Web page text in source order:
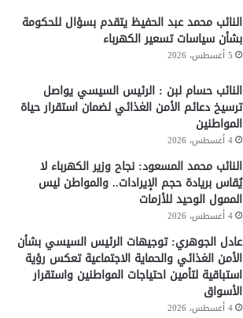
النائب محمد عبد الحفيظ يتقدم بسؤال للحكومة
بشأن سياسات تسعير الكهرباء
5 أغسطس، 2026
النائب حسام لبن : الرئيس السيسي يواصل
ترسيخ دعائم الأمن الغذائي لضمان استقرار حياة
المواطنين
4 أغسطس، 2026
النائب محمد المسعود: نجاح وزير الكهرباء لا
يُقاس بريادة حجم الإيرادات.. والمواطن ليس
الممول الوحيد للأزمات
4 أغسطس، 2026
عادل الجوهري: توجيهات الرئيس السيسي بشأن
الأمن الغذائي والحماية الاجتماعية تعكس رؤية
استباقية لتأمين احتياجات المواطنين واستقرار
الأسواق
4 أغسطس، 2026